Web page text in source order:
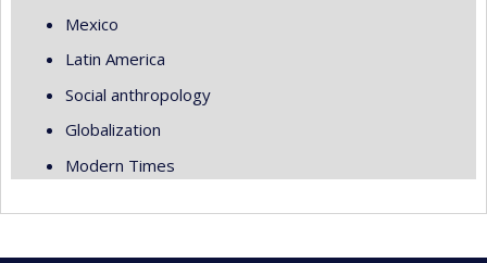
Mexico
Latin America
Social anthropology
Globalization
Modern Times